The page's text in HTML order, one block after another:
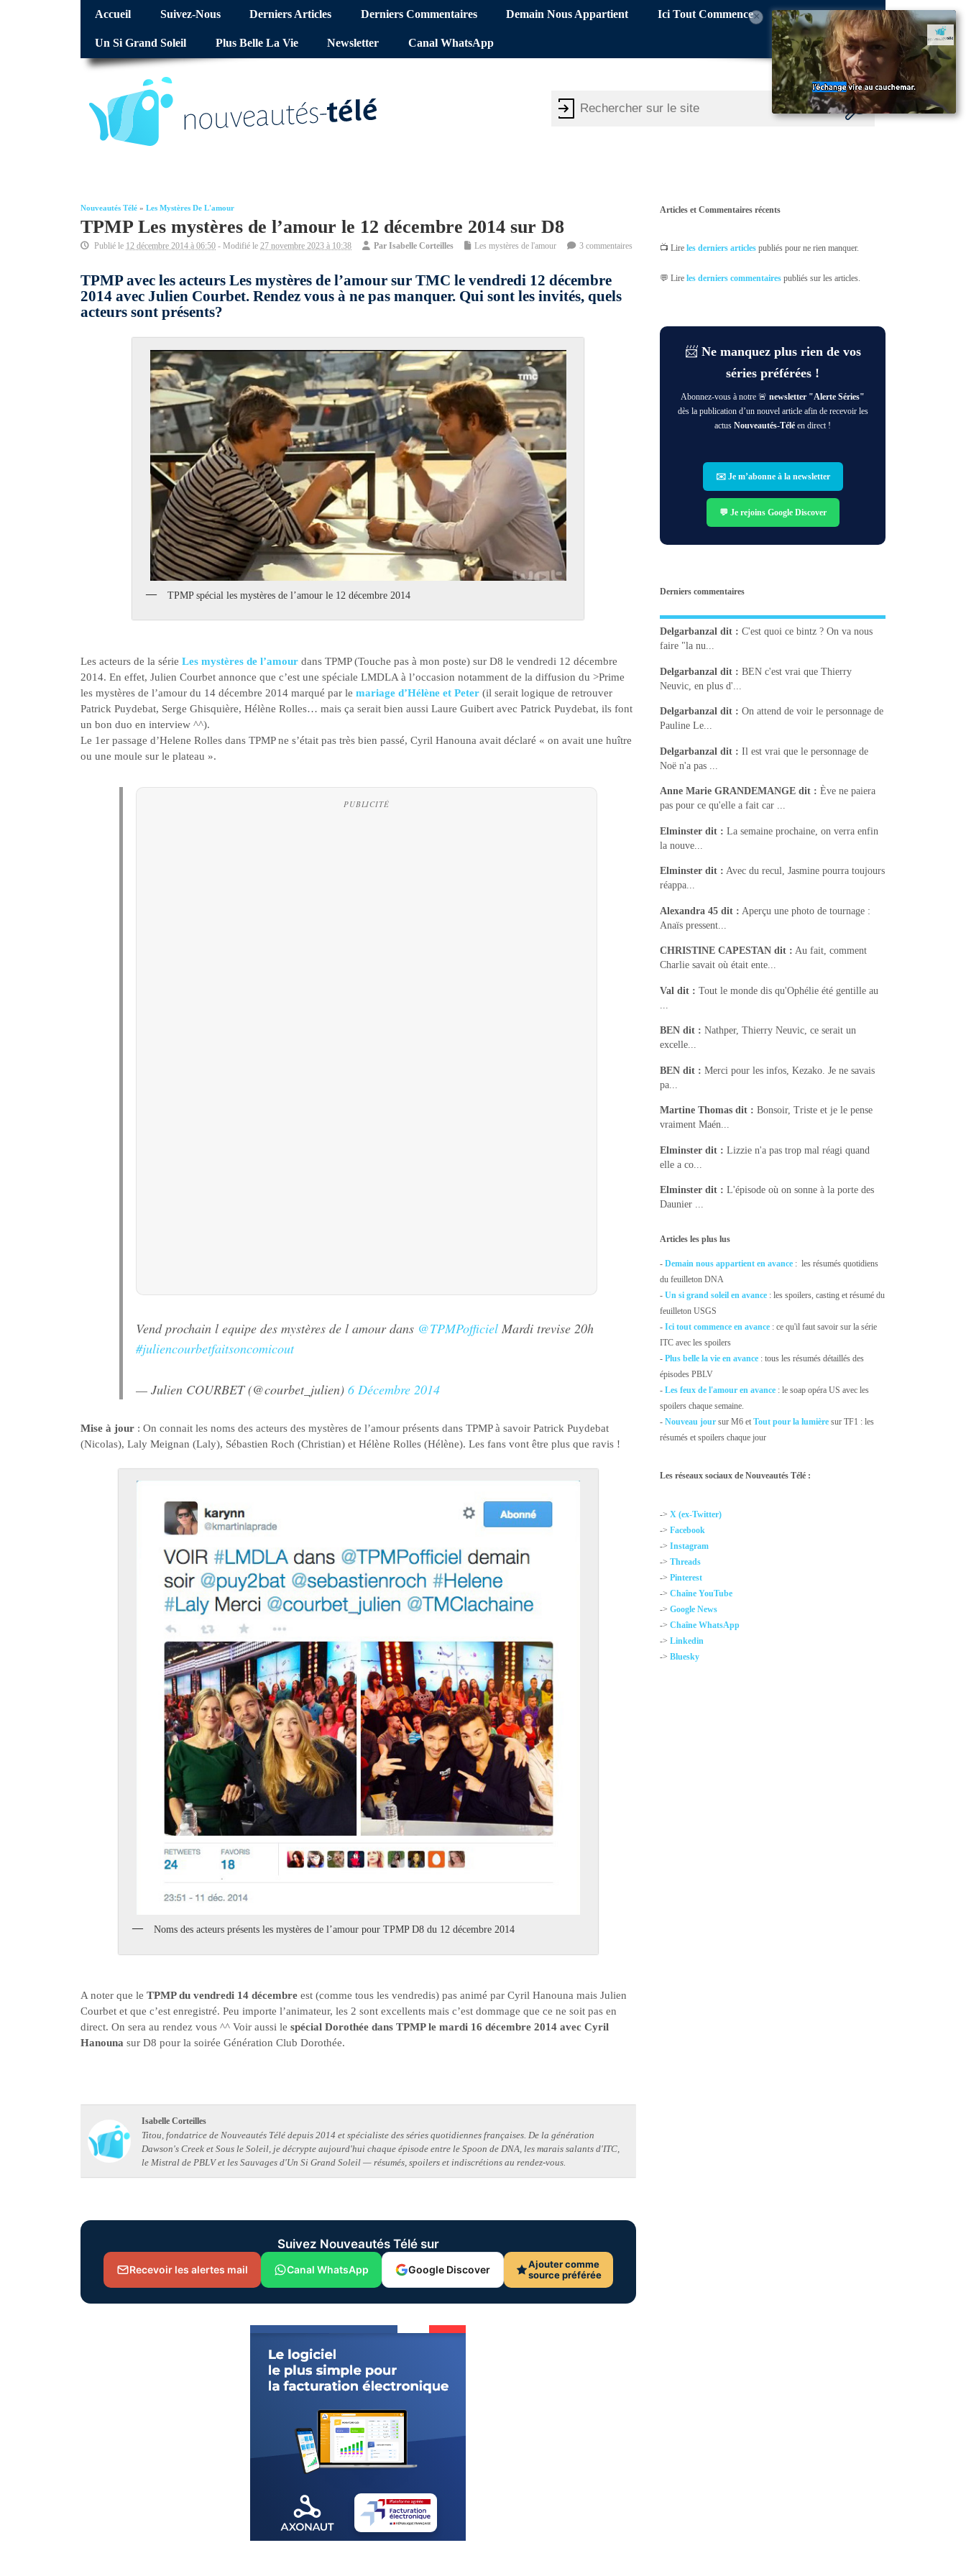
Accueil Suivez-Nous Derniers Articles Derniers Commentaires Demain Nous Appartient Ici Tout Commence
Un Si Grand Soleil Plus Belle La Vie Newsletter Canal WhatsApp
Nouveautés Télé » Les Mystères De L'amour
TPMP Les mystères de l’amour le 12 décembre 2014 sur D8
Publié le 12 décembre 2014 à 06:50 - Modifié le 27 novembre 2023 à 10:38 Par Isabelle Corteilles Les mystères de l'amour 3 commentaires
TPMP avec les acteurs Les mystères de l’amour sur TMC le vendredi 12 décembre
2014 avec Julien Courbet. Rendez vous à ne pas manquer. Qui sont les invités, quels
acteurs sont présents?
TPMP spécial les mystères de l’amour le 12 décembre 2014
Les acteurs de la série Les mystères de l’amour dans TPMP (Touche pas à mon poste) sur D8 le vendredi 12 décembre
2014. En effet, Julien Courbet annonce que c’est une spéciale LMDLA à l’occasion notamment de la diffusion du >Prime
les mystères de l’amour du 14 décembre 2014 marqué par le mariage d’Hélène et Peter (il serait logique de retrouver
Patrick Puydebat, Serge Ghisquière, Hélène Rolles… mais ça serait bien aussi Laure Guibert avec Patrick Puydebat, ils font
un bon duo en interview ^^).
Le 1er passage d’Helene Rolles dans TPMP ne s’était pas très bien passé, Cyril Hanouna avait déclaré « on avait une huître
ou une moule sur le plateau ».
PUBLICITÉ
Vend prochain l equipe des mystères de l amour dans @TPMPofficiel Mardi trevise 20h
#juliencourbetfaitsoncomicout
— Julien COURBET (@courbet_julien) 6 Décembre 2014
Mise à jour : On connait les noms des acteurs des mystères de l’amour présents dans TPMP à savoir Patrick Puydebat
(Nicolas), Laly Meignan (Laly), Sébastien Roch (Christian) et Hélène Rolles (Hélène). Les fans vont être plus que ravis !
Noms des acteurs présents les mystères de l’amour pour TPMP D8 du 12 décembre 2014
A noter que le TPMP du vendredi 14 décembre est (comme tous les vendredis) pas animé par Cyril Hanouna mais Julien
Courbet et que c’est enregistré. Peu importe l’animateur, les 2 sont excellents mais c’est dommage que ce ne soit pas en
direct. On sera au rendez vous ^^ Voir aussi le spécial Dorothée dans TPMP le mardi 16 décembre 2014 avec Cyril
Hanouna sur D8 pour la soirée Génération Club Dorothée.
Isabelle Corteilles
Titou, fondatrice de Nouveautés Télé depuis 2014 et spécialiste des séries quotidiennes françaises. De la génération
Dawson's Creek et Sous le Soleil, je décrypte aujourd'hui chaque épisode entre le Spoon de DNA, les marais salants d'ITC,
le Mistral de PBLV et les Sauvages d'Un Si Grand Soleil — résumés, spoilers et indiscrétions au rendez-vous.
Suivez Nouveautés Télé sur
Recevoir les alertes mail Canal WhatsApp Google Discover
Ajouter comme
source préférée
×
Articles et Commentaires récents
📺 Lireles derniers articles publiés pour ne rien manquer.
💬 Lireles derniers commentaires publiés sur les articles.
📨 Ne manquez plus rien de vos
séries préférées !
Abonnez-vous à notre 🚨newsletter "Alerte Séries"
dès la publication d’un nouvel article afin de recevoir les
actusNouveautés-Télé en direct !
✉️ Je m’abonne à la newsletter
💬 Je rejoins Google Discover
Derniers commentaires
Delgarbanzal dit : C'est quoi ce bintz ? On va nous
faire "la nu...
Delgarbanzal dit : BEN c'est vrai que Thierry
Neuvic, en plus d'...
Delgarbanzal dit : On attend de voir le personnage de
Pauline Le...
Delgarbanzal dit : Il est vrai que le personnage de
Noë n'a pas ...
Anne Marie GRANDEMANGE dit : Ève ne paiera
pas pour ce qu'elle a fait car ...
Elminster dit : La semaine prochaine, on verra enfin
la nouve...
Elminster dit : Avec du recul, Jasmine pourra toujours
réappa...
Alexandra 45 dit : Aperçu une photo de tournage :
Anaïs pressent...
CHRISTINE CAPESTAN dit : Au fait, comment
Charlie savait où était ente...
Val dit : Tout le monde dis qu'Ophélie été gentille au
BEN dit : Nathper, Thierry Neuvic, ce serait un
excelle...
BEN dit : Merci pour les infos, Kezako. Je ne savais
pa...
Martine Thomas dit : Bonsoir, Triste et je le pense
vraiment Maén...
Elminster dit : Lizzie n'a pas trop mal réagi quand
elle a co...
Elminster dit : L'épisode où on sonne à la porte des
Daunier ...
Articles les plus lus
-Demain nous appartient en avance : les résumés quotidiens
du feuilleton DNA
-Un si grand soleil en avance : les spoilers, casting et résumé du
feuilleton USGS
-Ici tout commence en avance : ce qu'il faut savoir sur la série
ITC avec les spoilers
- Plus belle la vie en avance : tous les résumés détaillés des
épisodes PBLV
-Les feux de l'amour en avance : le soap opéra US avec les
spoilers chaque semaine.
-Nouveau jour sur M6 etTout pour la lumière sur TF1 : les
résumés et spoilers chaque jour
Les réseaux sociaux de Nouveautés Télé :
->X (ex-Twitter)
->Facebook
->Instagram
->Threads
->Pinterest
->Chaîne YouTube
->Google News
->Chaîne WhatsApp
->Linkedin
->Bluesky